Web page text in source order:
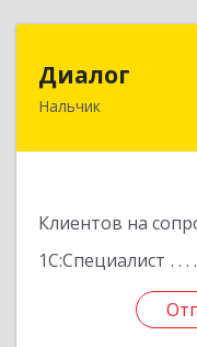
Диалог
Нальчик
Клиентов на
1С:Специалист
360016,